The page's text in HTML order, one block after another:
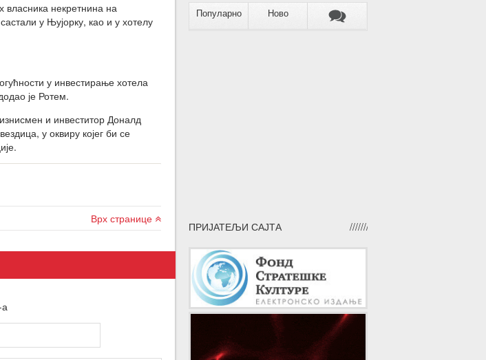
власника некретнина на
у Њујорку, као и у хотелу
у инвестирање хотела
је Ротем.
и инвеститор Доналд
у оквиру којег би се
Врх странице
Популарно Ново
ПРИЈАТЕЉИ САЈТА